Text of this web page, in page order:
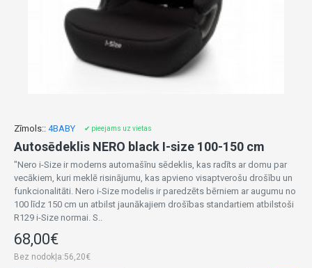
Zīmols:: 4BABY ✔ pieejams uz vietas
Autosēdeklis NERO black I-size 100-150 cm
"Nero i-Size ir moderns automašīnu sēdeklis, kas radīts ar domu par
vecākiem, kuri meklē risinājumu, kas apvieno visaptverošu drošību un
funkcionalitāti. Nero i-Size modelis ir paredzēts bērniem ar augumu no
100 līdz 150 cm un atbilst jaunākajiem drošības standartiem atbilstoši
R129 i-Size normai. S..
68,00€
Bez nodokļa:56,20€